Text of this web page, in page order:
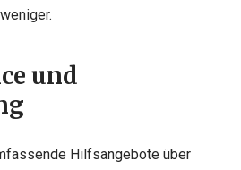
und
Hilfsangebote über